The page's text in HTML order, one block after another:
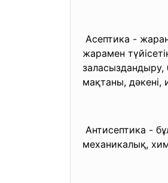
Асептика -
жарамен
заласыздандыру,
мақтаны,
Антисептика -
механикалық,